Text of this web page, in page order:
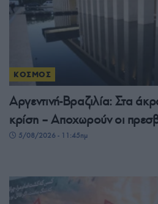
ΚΟΣΜΟΣ
Αργεντινή-Βραζιλία: Στα
κρίση – Αποχωρούν οι
5/08/2026 - 11:45πμ